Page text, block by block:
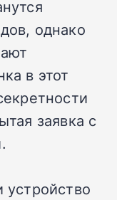
однако
в этот
заявка с
устройство